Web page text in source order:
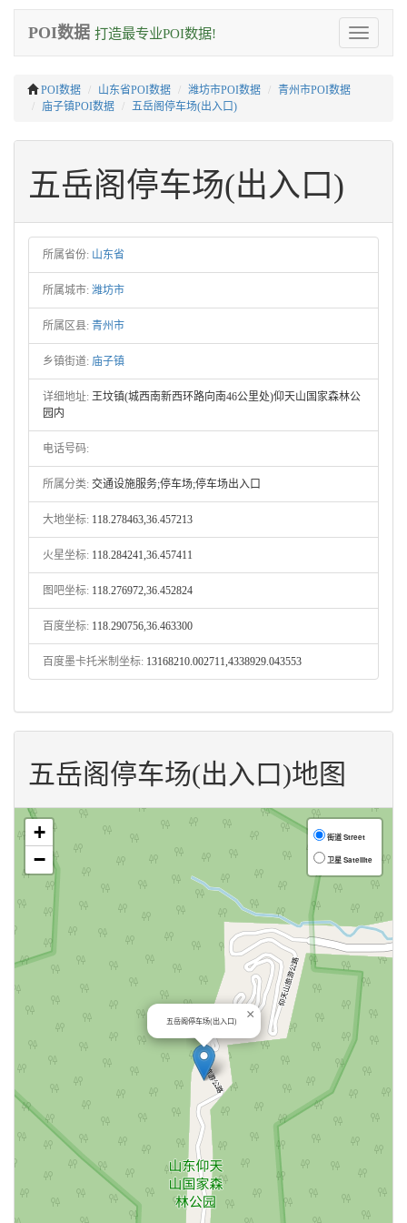
Toggle
navigation
POI数据 打造最专业POI数据!
POI数据 山东省POI数据 潍坊市POI数据
青州市POI数据
庙子镇POI数据
五岳阁停车场(出入口)
五岳阁停车场(出入口)
所属省份: 山东省
所属城市: 潍坊市
所属区县: 青州市
乡镇街道: 庙子镇
详细地址: 王坟镇(城西南新西环路向南46公里处)仰天山国家森林公
园内
电话号码:
所属分类: 交通设施服务;停车场;停车场出入口
大地坐标: 118.278463,36.457213
火星坐标: 118.284241,36.457411
图吧坐标: 118.276972,36.452824
百度坐标: 118.290756,36.463300
百度墨卡托米制坐标: 13168210.002711,4338929.043553
五岳阁停车场(出入口)地图
五岳阁停车场(出入口) ×
+
−
街道 Street
卫星 Satellite